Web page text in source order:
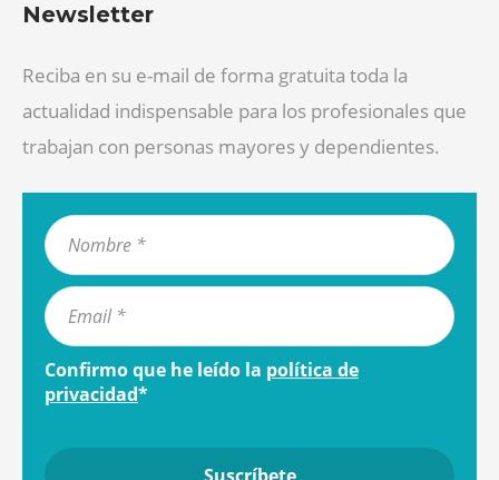
Newsletter
Reciba en su e-mail de forma gratuita toda la
actualidad indispensable para los profesionales que
trabajan con personas mayores y dependientes.
Confirmo que he leído la política de
privacidad*